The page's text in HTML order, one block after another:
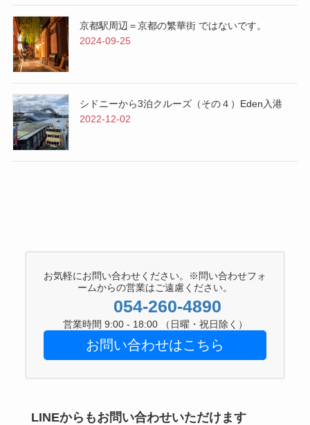
京都駅周辺＝京都の繁華街 ではないです。
2024-09-25
シドニーから3泊クルーズ（その４）Eden入港
2022-12-02
お気軽にお問い合わせください。※問い合わせフォ
ームからの営業はご遠慮ください。
054-260-4890
営業時間 9:00 - 18:00 （日曜・祝日除く）
お問い合わせはこちら
LINEからもお問い合わせいただけます